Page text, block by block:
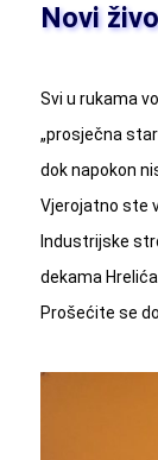
Novi
Svi u rukama
„prosječna
dok napokon
Vjerojatno ste
Industrijske
dekama
Prošećite se